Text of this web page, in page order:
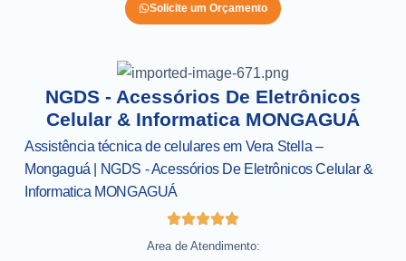
Solicite um Orçamento
NGDS - Acessórios De Eletrônicos
Celular & Informatica MONGAGUÁ
Assistência técnica de celulares em Vera Stella –
Mongaguá | NGDS - Acessórios De Eletrônicos Celular &
Informatica MONGAGUÁ
Area de Atendimento: